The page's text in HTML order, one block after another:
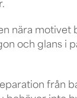
nära motivet
och glans i
från